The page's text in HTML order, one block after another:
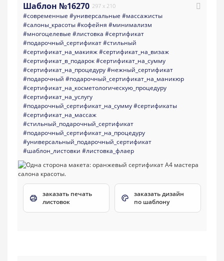
Шаблон №16270 297 x 210
#современные #универсальные #массажисты
#салоны_красоты#кофейня #минимализм
#многоцелевые #листовка #сертификат
#подарочный_сертификат#стильный
#сертификат_на_макияж#сертификат_на_визаж
#сертификат_в_подарок#сертификат_на_сумму
#сертификат_на_процедуру#нежный_сертификат
#подарочный #подарочный_сертификат_на_маникюр
#сертификат_на_косметологическую_процедуру
#сертификат_на_услугу
#подарочный_сертификат_на_сумму#сертификаты
#сертификат_на_массаж
#стильный_подарочный_сертификат
#подарочный_сертификат_на_процедуру
#универсальный_подарочный_сертификат
#шаблон_листовки #листовка_флаер
заказать печать
листовок
заказать дизайн
по шаблону